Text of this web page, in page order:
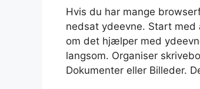
Hvis du har mange
nedsat ydeevne. Start med
om det hjælper med
langsom. Organiser
Dokumenter eller Billeder.